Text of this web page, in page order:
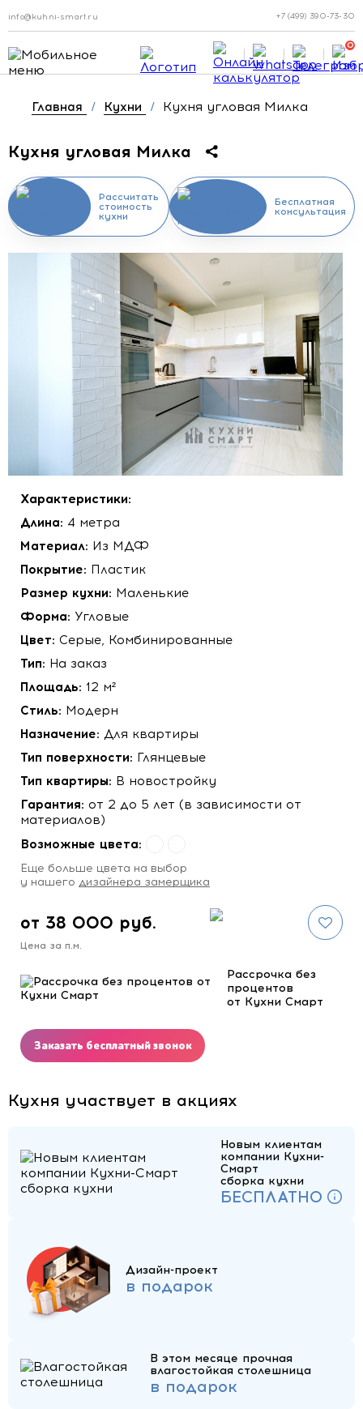
info@kuhni-smart.ru +7 (499) 390-73-30
0
Главная / Кухни / Кухня угловая Милка
Кухня угловая Милка
Рассчитать
стоимость
кухни
Бесплатная
консультация
Характеристики:
Длина: 4 метра
Материал: Из МДФ
Покрытие: Пластик
Размер кухни: Маленькие
Форма: Угловые
Цвет: Серые, Комбинированные
Тип: На заказ
Площадь: 12 м²
Стиль: Модерн
Назначение: Для квартиры
Тип поверхности: Глянцевые
Тип квартиры: В новостройку
Гарантия: от 2 до 5 лет (в зависимости от
материалов)
Возможные цвета:
Eще больше цвета на выбор
у нашего дизайнера замерщика
от 38 000 руб.
Цена за п.м.
Рассрочка без
процентов
от Кухни Смарт
Заказать бесплатный звонок
Кухня участвует в акциях
Новым клиентам
компании Кухни-
Смарт
сборка кухни
БЕСПЛАТНО
Дизайн-проект
в подарок
В этом месяце прочная
влагостойкая столешница
в подарок